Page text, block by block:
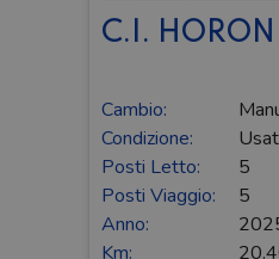
C.I. HORON
Cambio:
Condizione:
Posti Letto:
5
Posti Viaggio:
5
Anno:
Km: